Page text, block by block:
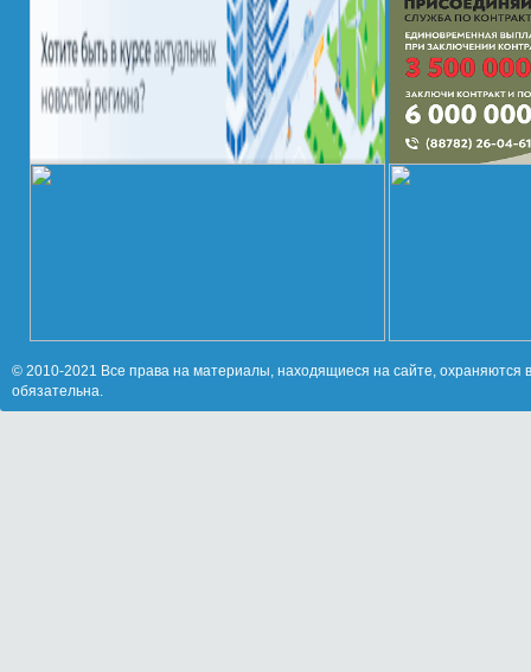
© 2010-2021 Все права на материалы, находящиеся на сайте, охраняются
обязательна.